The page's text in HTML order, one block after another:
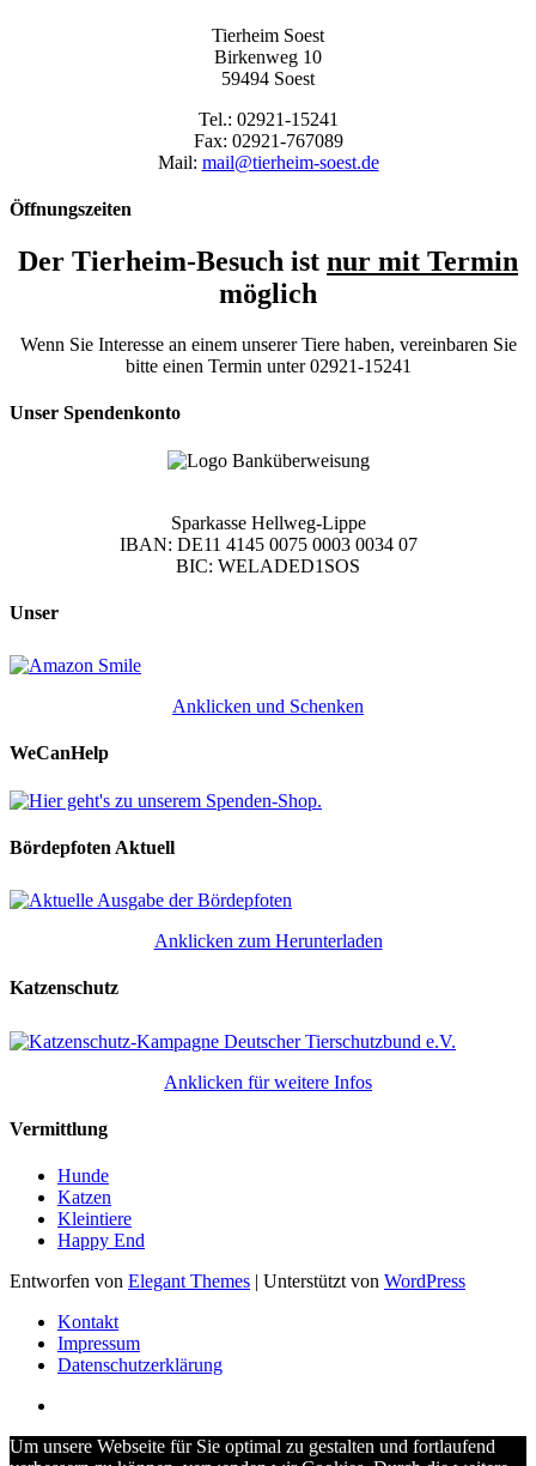
Tierheim Soest
Birkenweg 10
59494 Soest
Tel.: 02921-15241
Fax: 02921-767089
Mail: mail@tierheim-soest.de
Öffnungszeiten
Der Tierheim-Besuch ist nur mit Termin
möglich
Wenn Sie Interesse an einem unserer Tiere haben, vereinbaren Sie
bitte einen Termin unter 02921-15241
Unser Spendenkonto
Sparkasse Hellweg-Lippe
IBAN: DE11 4145 0075 0003 0034 07
BIC: WELADED1SOS
Unser
Anklicken und Schenken
WeCanHelp
Bördepfoten Aktuell
Anklicken zum Herunterladen
Katzenschutz
Anklicken für weitere Infos
Vermittlung
Hunde
Katzen
Kleintiere
Happy End
Entworfen von Elegant Themes | Unterstützt von WordPress
Kontakt
Impressum
Datenschutzerklärung
Um unsere Webseite für Sie optimal zu gestalten und fortlaufend